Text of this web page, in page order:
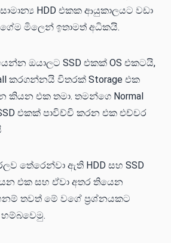
HDD එකක ආයුකාලයට වඩා
මිලෙන් ඉතාමත් අධිකයි.
ඔයාලට SSD එකක් OS එකටයි,
කරගන්නයි විතරක් Storage එක
කියන එක තමා. තමන්ගෙ Normal
එකක් පාවිච්චි කරන එක එච්චර
තේරෙන්වා ඇති HDD සහ SSD
එක සහ ඒවා අතර තියෙන
තවත් මේ වගේ ප්‍රශ්නයකට